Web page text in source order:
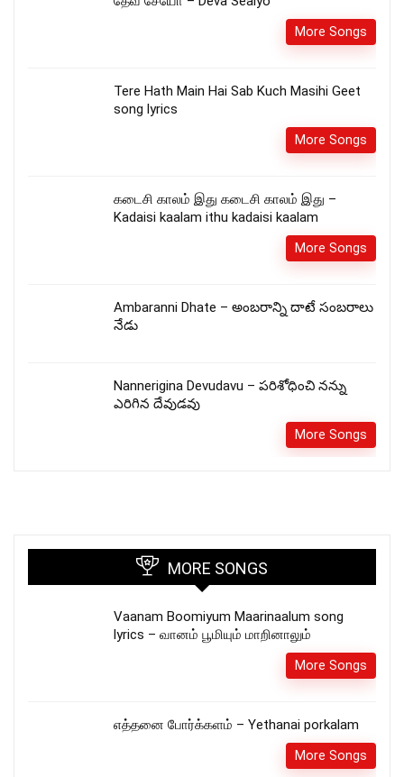
More Songs
Tere Hath Main Hai Sab Kuch Masihi Geet
song lyrics
More Songs
கடைசி காலம் இது கடைசி காலம் இது –
Kadaisi kaalam ithu kadaisi kaalam
More Songs
Ambaranni Dhate – అంబరాన్ని దాటే సంబరాలు
నేడు
Nannerigina Devudavu – పరిశోధించి నన్ను
ఎరిగిన దేవుడవు
More Songs
MORE SONGS
Vaanam Boomiyum Maarinaalum song
lyrics – வானம் பூமியும் மாறினாலும்
More Songs
எத்தனை போர்க்களம் – Yethanai porkalam
More Songs